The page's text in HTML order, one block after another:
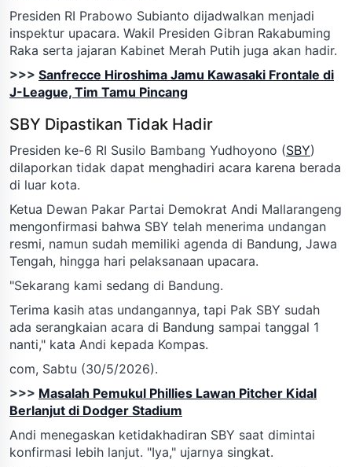
Presiden RI Prabowo Subianto dijadwalkan menjadi
inspektur upacara. Wakil Presiden Gibran Rakabuming
Raka serta jajaran Kabinet Merah Putih juga akan hadir.
>>> Sanfrecce Hiroshima Jamu Kawasaki Frontale di
J-League, Tim Tamu Pincang
SBY Dipastikan Tidak Hadir
Presiden ke-6 RI Susilo Bambang Yudhoyono (SBY)
dilaporkan tidak dapat menghadiri acara karena berada
di luar kota.
Ketua Dewan Pakar Partai Demokrat Andi Mallarangeng
mengonfirmasi bahwa SBY telah menerima undangan
resmi, namun sudah memiliki agenda di Bandung, Jawa
Tengah, hingga hari pelaksanaan upacara.
"Sekarang kami sedang di Bandung.
Terima kasih atas undangannya, tapi Pak SBY sudah
ada serangkaian acara di Bandung sampai tanggal 1
nanti," kata Andi kepada Kompas.
com, Sabtu (30/5/2026).
>>> Masalah Pemukul Phillies Lawan Pitcher Kidal
Berlanjut di Dodger Stadium
Andi menegaskan ketidakhadiran SBY saat dimintai
konfirmasi lebih lanjut. "Iya," ujarnya singkat.